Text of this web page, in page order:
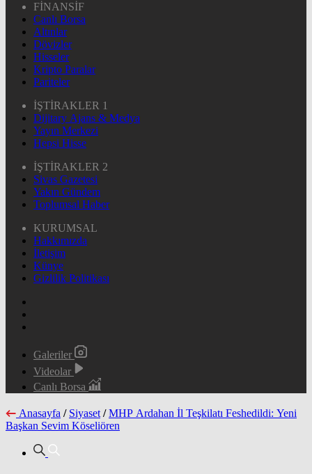
FİNANSİF
Canlı Borsa
Altınlar
Dövizler
Hisseler
Kripto Paralar
Pariteler
İŞTİRAKLER 1
Dijitary Ajans & Medya
Yayın Merkezi
Hepsi Hisse
İŞTİRAKLER 2
Sivas Gazetesi
Yakın Gündem
Toplumsal Haber
KURUMSAL
Hakkımızda
İletişim
Künye
Gizlilik Politikası
Galeriler
Videolar
Canlı Borsa
Anasayfa / Siyaset / MHP Ardahan İl Teşkilatı Feshedildi: Yeni
Başkan Sevim Köseliören